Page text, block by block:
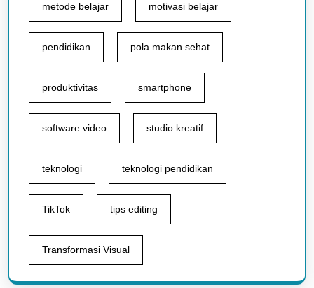
metode belajar motivasi belajar
pendidikan pola makan sehat
produktivitas smartphone
software video studio kreatif
teknologi teknologi pendidikan
TikTok tips editing
Transformasi Visual